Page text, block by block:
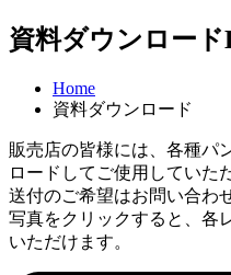
資料ダウンロード
Home
資料ダウンロード
販売店の皆様には、各種パ
ロードしてご使用していた
送付のご希望はお問い合わ
写真をクリックすると、各
いただけます。